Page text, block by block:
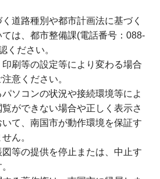
道路種別や都市計画法に基づく
は、都市整備課(電話番号：088-
ください。
刷等の設定等により変わる場合
意ください。
ソコンの状況や接続環境等によ
ができない場合や正しく表示さ
て、南国市が動作環境を保証す
ん。
等の提供を停止または、中止す